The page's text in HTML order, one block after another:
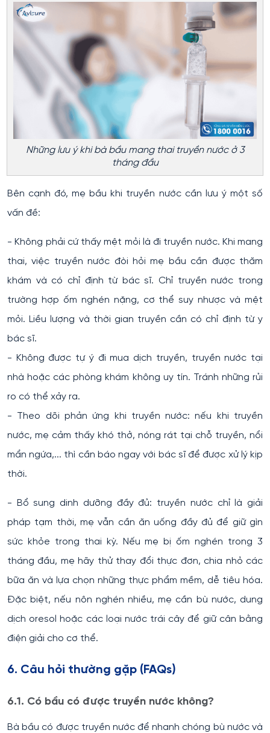
Những lưu ý khi bà bầu mang thai truyền nước ở 3
tháng đầu
Bên cạnh đó, mẹ bầu khi truyền nước cần lưu ý một số
vấn đề:
- Không phải cứ thấy mệt mỏi là đi truyền nước. Khi mang
thai, việc truyền nước đòi hỏi mẹ bầu cần được thăm
khám và có chỉ định từ bác sĩ. Chỉ truyền nước trong
trường hợp ốm nghén nặng, cơ thể suy nhược và mệt
mỏi. Liều lượng và thời gian truyền cần có chỉ định từ y
bác sĩ.
- Không được tự ý đi mua dịch truyền, truyền nước tại
nhà hoặc các phòng khám không uy tín. Tránh những rủi
ro có thể xảy ra.
- Theo dõi phản ứng khi truyền nước: nếu khi truyền
nước, mẹ cảm thấy khó thở, nóng rát tại chỗ truyền, nổi
mẩn ngứa,... thì cần báo ngay với bác sĩ để được xử lý kịp
thời.
- Bổ sung dinh dưỡng đầy đủ: truyền nước chỉ là giải
pháp tạm thời, mẹ vẫn cần ăn uống đầy đủ để giữ gìn
sức khỏe trong thai kỳ. Nếu mẹ bị ốm nghén trong 3
tháng đầu, mẹ hãy thử thay đổi thực đơn, chia nhỏ các
bữa ăn và lựa chọn những thực phẩm mềm, dễ tiêu hóa.
Đặc biệt, nếu nôn nghén nhiều, mẹ cần bù nước, dung
dịch oresol hoặc các loại nước trái cây để giữ cân bằng
điện giải cho cơ thể.
6. Câu hỏi thường gặp (FAQs)
6.1. Có bầu có được truyền nước không?
Bà bầu có được truyền nước để nhanh chóng bù nước và